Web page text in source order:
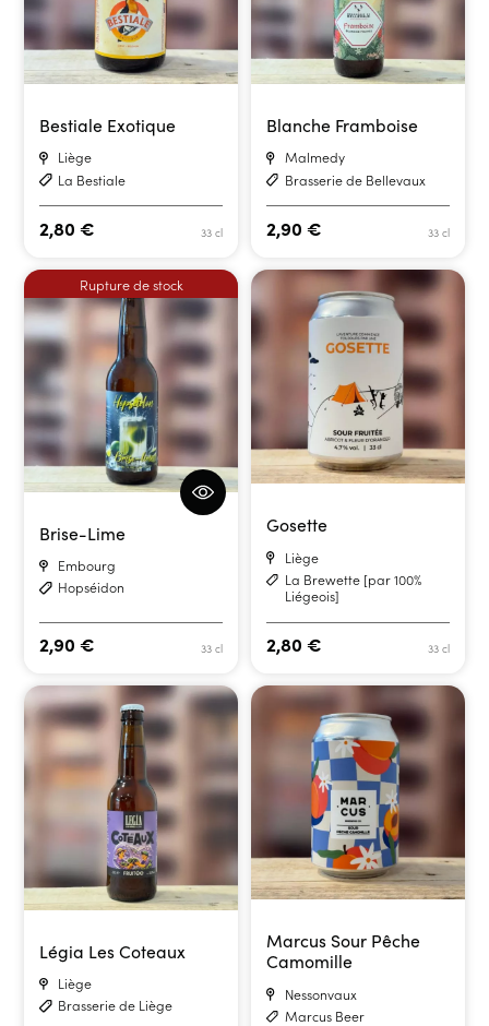
Bestiale Exotique
Liège
La Bestiale
33 cl
2,80€
Blanche Framboise
Malmedy
Brasserie de Bellevaux
33 cl
2,90 €
Rupture de stock
Brise-Lime
Embourg
Hopséidon
33 cl
2,90€
Gosette
Liège
La Brewette [par 100%
Liégeois]
33 cl
2,80 €
Légia Les Coteaux
Liège
Brasserie de Liège
Marcus Sour Pêche
Camomille
Nessonvaux
Marcus Beer